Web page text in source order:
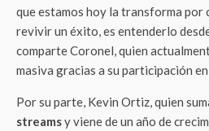
que estamos hoy la transforma por
revivir un éxito, es entenderlo
comparte Coronel, quien
masiva gracias a su participación en
Por su parte, Kevin Ortiz, quien
streamsy viene de un año de